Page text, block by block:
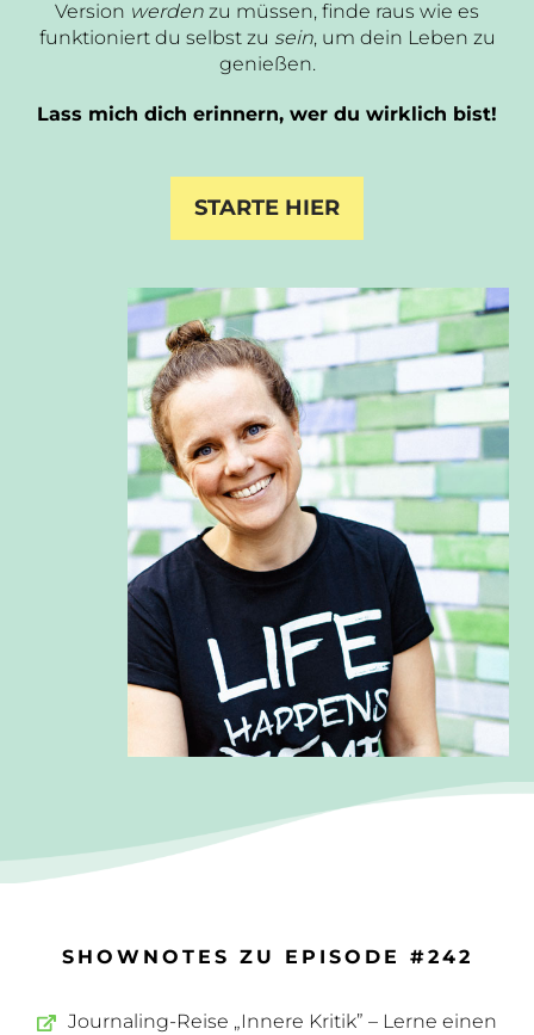
Version werden zu müssen, finde raus wie es
funktioniert du selbst zu sein, um dein Leben zu
genießen.
Lass mich dich erinnern, wer du wirklich bist!
STARTE HIER
SHOWNOTES ZU EPISODE #242
Journaling-Reise „Innere Kritik” – Lerne einen